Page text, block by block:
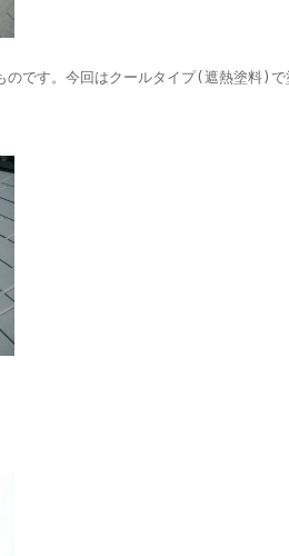
です。今回はクールタイプ(遮熱塗料)で